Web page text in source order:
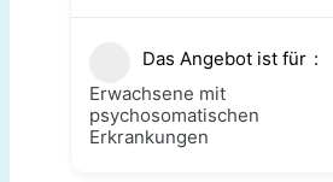
Das Angebot ist für
Erwachsene mit
psychosomatischen
Erkrankungen